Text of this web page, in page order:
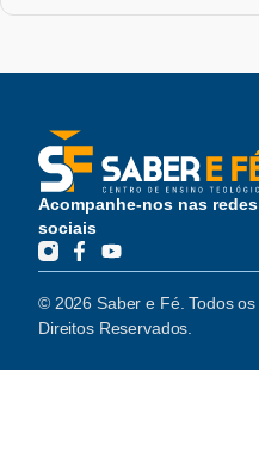
Acompanhe-nos nas redes
sociais
© 2026 Saber e Fé. Todos os
Direitos Reservados.